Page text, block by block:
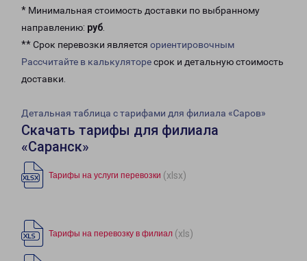
* Минимальная стоимость доставки по выбранному
направлению: руб.
** Срок перевозки является ориентировочным
Рассчитайте в калькуляторесрок и детальную стоимость
доставки.
Детальная таблица с тарифами для филиала «Саров»
Скачать тарифы для филиала
«Саранск»
Тарифы на услуги перевозки (xlsx)
Тарифы на перевозку в филиал (xls)